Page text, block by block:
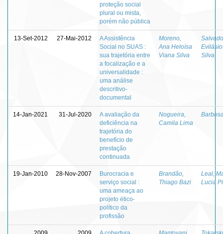
proteção social
plural ou mista,
porém não pública
13-Set-2012 27-Mai-2012
A Assistência
Social no SUAS :
sua trajetória entre
a focalização e a
universalidade :
uma análise
descritivo-
documental
Moreno,
Ana Heloísa
Viana Silva
Silva
14-Jan-2021 31-Jul-2020
A avaliação da
deficiência na
trajetória do
benefício de
prestação
continuada
Nogueira,
Camila Lima
19-Jan-2010 28-Nov-2007
Burocracia e
serviço social :
uma ameaça ao
projeto ético-
político da
profissâo
Brandão,
Thiago Bazi
Leal,
Lucia